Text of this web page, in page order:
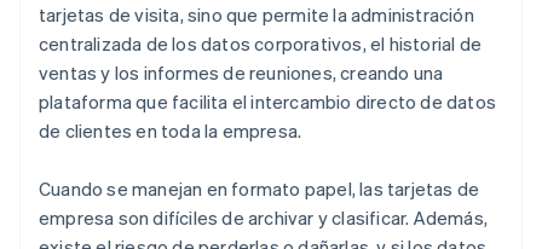
tarjetas de visita, sino que permite la administración
centralizada de los datos corporativos, el historial de
ventas y los informes de reuniones, creando una
plataforma que facilita el intercambio directo de datos
de clientes en toda la empresa.
Cuando se manejan en formato papel, las tarjetas de
empresa son difíciles de archivar y clasificar. Además,